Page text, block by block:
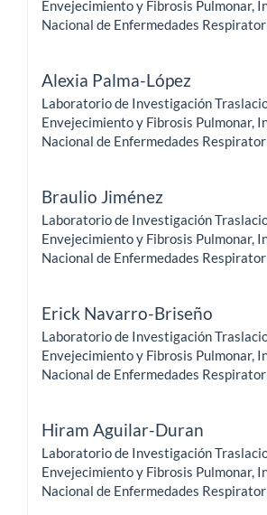
Envejecimiento y Fibrosis Pulmonar,
Nacional de Enfermedades
Alexia Palma-López
Laboratorio de Investigación
Envejecimiento y Fibrosis Pulmonar,
Nacional de Enfermedades
Braulio Jiménez
Laboratorio de Investigación
Envejecimiento y Fibrosis Pulmonar,
Nacional de Enfermedades
Erick Navarro-Briseño
Laboratorio de Investigación
Envejecimiento y Fibrosis Pulmonar,
Nacional de Enfermedades
Hiram Aguilar-Duran
Laboratorio de Investigación
Envejecimiento y Fibrosis Pulmonar,
Nacional de Enfermedades